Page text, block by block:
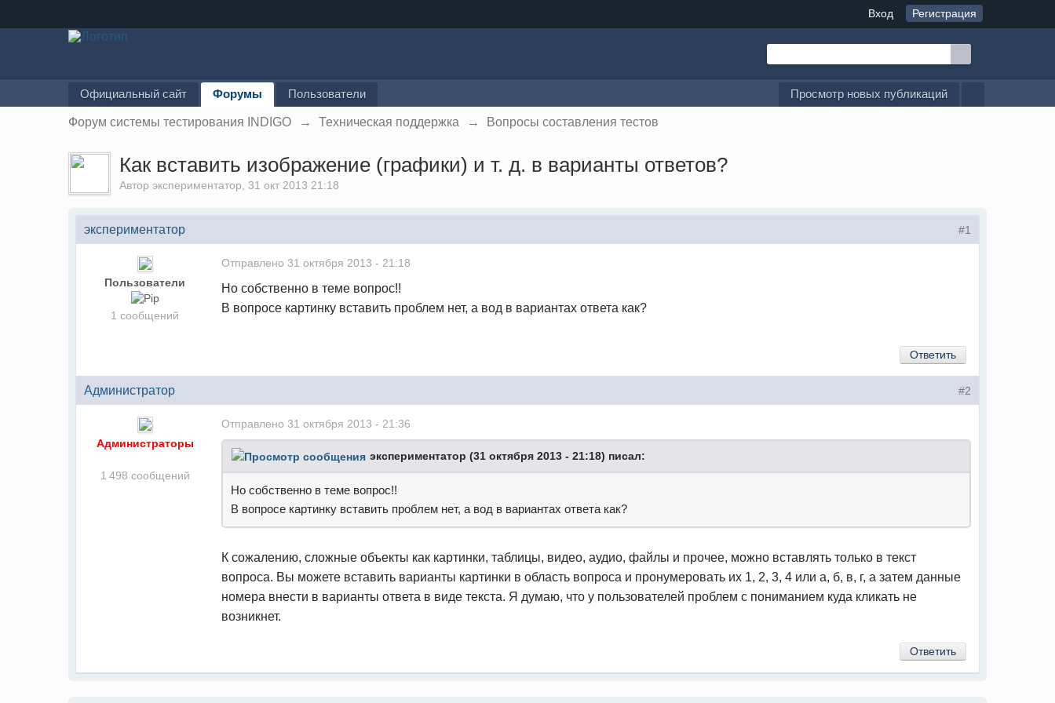
Вход Регистрация
Просмотр новых публикаций
Официальный сайт Форумы Пользователи
Форум системы тестирования INDIGO → Техническая поддержка → Вопросы составления тестов
Как вставить изображение (графики) и т. д. в варианты ответов?
Авторэкспериментатор , 31 окт 2013 21:18
#1
экспериментатор
Пользователи
1 сообщений
Отправлено 31 октября 2013 - 21:18
Но собственно в теме вопрос!!
В вопросе картинку вставить проблем нет, а вод в вариантах ответа как?
Ответить
#2
Администратор
Администраторы
1 498 сообщений
Отправлено 31 октября 2013 - 21:36
экспериментатор (31 октября 2013 - 21:18) писал:
Но собственно в теме вопрос!!
В вопросе картинку вставить проблем нет, а вод в вариантах ответа как?
К сожалению, сложные объекты как картинки, таблицы, видео, аудио, файлы и прочее, можно вставлять только в текст
вопроса. Вы можете вставить варианты картинки в область вопроса и пронумеровать их 1, 2, 3, 4 или а, б, в, г, а затем данные
номера внести в варианты ответа в виде текста. Я думаю, что у пользователей проблем с пониманием куда кликать не
возникнет.
Ответить